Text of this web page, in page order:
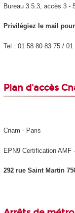
Bureau 3.5.3, accès 3 -
Privilégiez le mail
Tel : 01 58 80 83 75 / 01
Plan d'accès
Cnam - Paris
EPN9 Certification AMF
292 rue Saint Martin